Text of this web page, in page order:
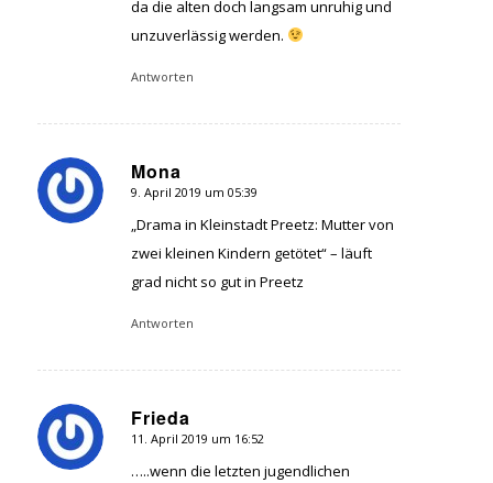
da die alten doch langsam unruhig und
unzuverlässig werden.
Antworten
Mona
sagte:
9. April 2019 um 05:39
„Drama in Kleinstadt Preetz: Mutter von
zwei kleinen Kindern getötet“ – läuft
grad nicht so gut in Preetz
Antworten
Frieda
sagte:
11. April 2019 um 16:52
…..wenn die letzten jugendlichen